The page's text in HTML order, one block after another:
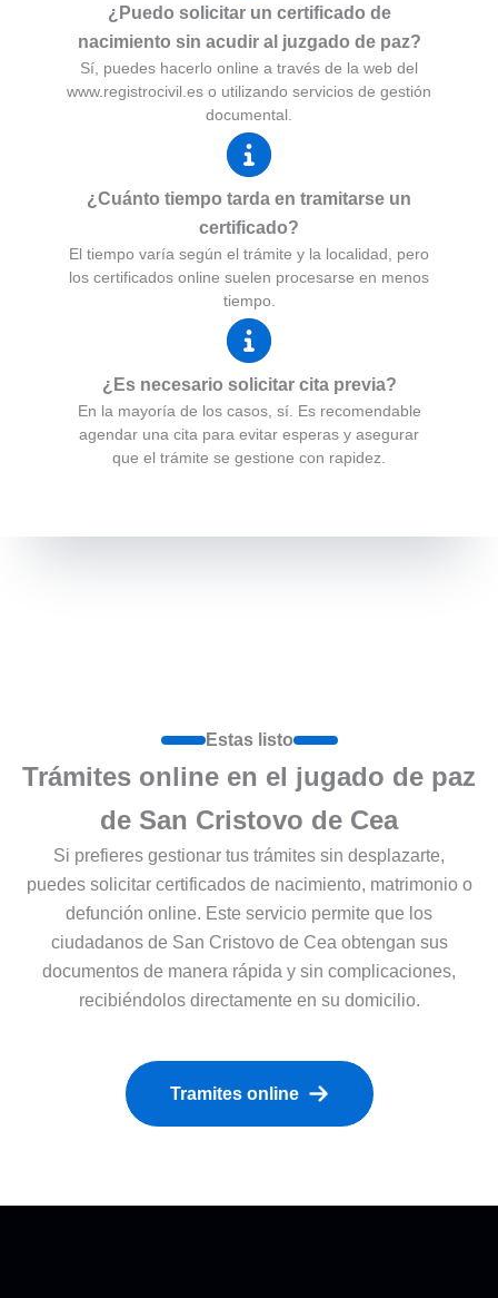
¿Puedo solicitar un certificado de
nacimiento sin acudir al juzgado de paz?
Sí, puedes hacerlo online a través de la web del
www.registrocivil.es o utilizando servicios de gestión
documental.
¿Cuánto tiempo tarda en tramitarse un
certificado?
El tiempo varía según el trámite y la localidad, pero
los certificados online suelen procesarse en menos
tiempo.
¿Es necesario solicitar cita previa?
En la mayoría de los casos, sí. Es recomendable
agendar una cita para evitar esperas y asegurar
que el trámite se gestione con rapidez.
Estas listo
Trámites online en el jugado de paz
de San Cristovo de Cea
Si prefieres gestionar tus trámites sin desplazarte,
puedes solicitar certificados de nacimiento, matrimonio o
defunción online. Este servicio permite que los
ciudadanos de San Cristovo de Cea obtengan sus
documentos de manera rápida y sin complicaciones,
recibiéndolos directamente en su domicilio.
Tramites online